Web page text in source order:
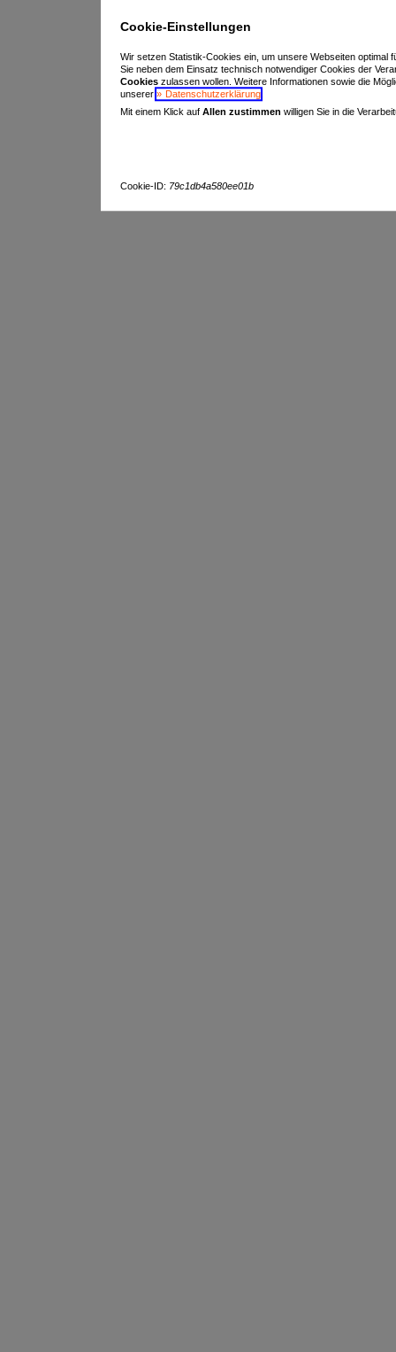
Cookie-Einstellungen
Wir setzen Statistik-Cookies ein, um unsere Webseiten
Sie neben dem Einsatz technisch notwendiger Cookies der
Cookieszulassen wollen. Weitere Informationen sowie die
unserer
Datenschutzerklärung.
Mit einem Klick auf Allen zustimmen willigen Sie in die
Cookie-ID: 79c1db4a580ee01b